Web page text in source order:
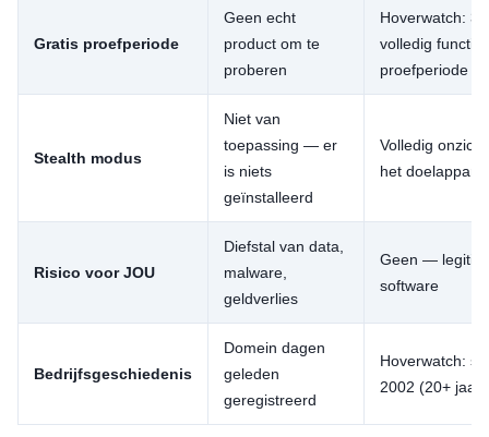
Gratis proefperiode
Geen echt
product om te
proberen
Hoverwatch: 3
volledig
proefperiode
Stealth modus
Niet van
toepassing — er
is niets
geïnstalleerd
Volledig
het
Risico voor JOU
Diefstal van data,
malware,
geldverlies
Geen —
software
Bedrijfsgeschiedenis
Domein dagen
geleden
geregistreerd
Hoverwatch:
2002 (20+ jaar)